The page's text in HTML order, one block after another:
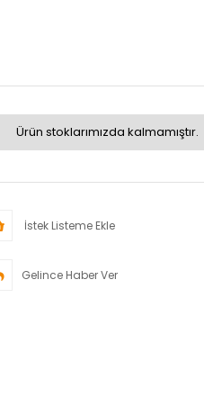
Ürün stoklarımızda kalmamıştır.
İstek Listeme Ekle
Gelince Haber Ver